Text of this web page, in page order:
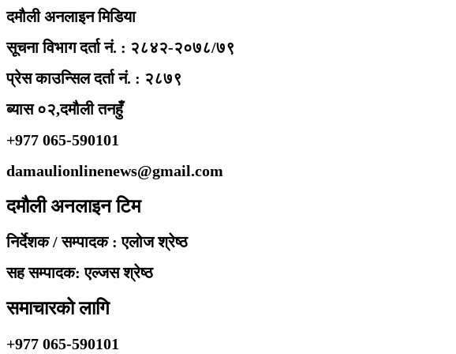
दमौली अनलाइन मिडिया
सूचना विभाग दर्ता नं. : २८४२-२०७८/७९
प्रेस काउन्सिल दर्ता नं. : २८७९
ब्यास ०२,दमौली तनहुँ
+977 065-590101
damaulionlinenews@gmail.com
दमौली अनलाइन टिम
निर्देशक / सम्पादक : एलोज श्रेष्ठ
सह सम्पादक: एल्जस श्रेष्ठ
समाचारको लागि
+977 065-590101